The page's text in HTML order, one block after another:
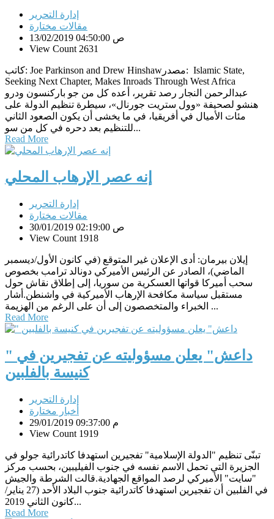
إدارة التحرير
مقالات مختارة
13/02/2019 04:50:00 ص
View Count 2631
كاتب: Joe Parkinson and Drew Hinshawمصدر: Islamic State,
Seeking Next Chapter, Makes Inroads Through West Africa
عبدالرحمن النجار رصد تقرير، أعده كل من جو باركنسون ودرو
هنشو لصحيفة «وول ستريت جورنال»، سيطرة تنظيم الدولة على
مئات الأميال في أفريقيا، في ما يخشى أن يكون الصعود الثاني
للتنظيم بعد دحره في كل من سو...
Read More
إنه عصر الإرهاب المحلي
إدارة التحرير
مقالات مختارة
30/01/2019 02:19:00 ص
View Count 1918
إيلان بيرمان: أدى الإعلان غير المتوقع (في كانون الأول/ديسمبر
الماضي)، الصادر عن الرئيس الأميركي دونالد ترامب بخصوص
سحب أميركا قواتها العسكرية من سوريا، إلى إطلاق نقاش حول
مستقبل سياسة مكافحة الإرهاب الأميركية في واشنطن.أشار
الخبراء والمتخصصون إلى أن على الرغم من الهزيمة ...
Read More
" داعش" يعلن مسؤوليته عن تفجيرين في
كنيسة بالفلبين
إدارة التحرير
أخبار مختارة
29/01/2019 09:37:00 م
View Count 1919
تبنّى تنظيم "الدولة الإسلامية" تفجيرين استهدفا كاتدرائية جولو في
الجزيرة التي تحمل الاسم نفسه في جنوب الفيليبين، بحسب مركز
"سايت" الأميركي لرصد المواقع الجهادية.قالت الشرطة والجيش
في الفلبين أن تفجيرين استهدفا كاتدرائية جنوب البلاد الأحد (27 يناير/
كانون الثاني 2019...
Read More